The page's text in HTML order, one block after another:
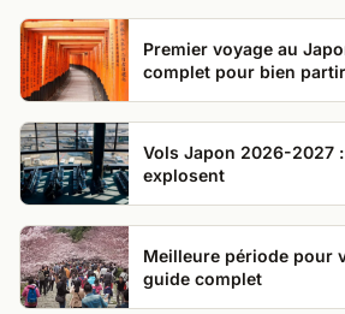
Premier voyage au
complet pour bien partir
Vols Japon 2026-2027
explosent
Meilleure période pour
guide complet